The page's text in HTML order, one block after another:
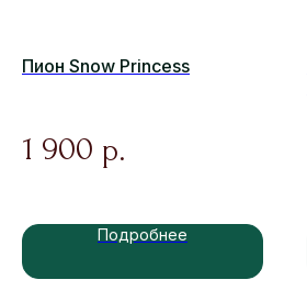
Пион Snow Princess
1 900 р.
Подробнее